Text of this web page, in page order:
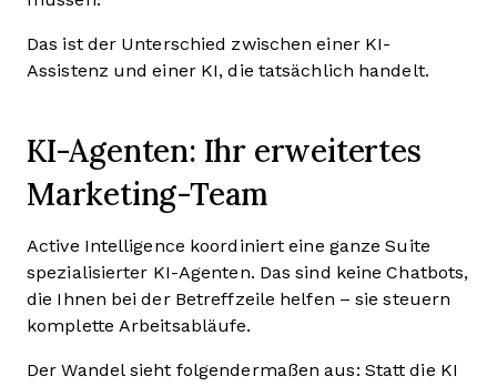
Das ist der Unterschied zwischen einer KI-
Assistenz und einer KI, die tatsächlich handelt.
KI-Agenten: Ihr erweitertes
Marketing-Team
Active Intelligence koordiniert eine ganze Suite
spezialisierter KI-Agenten. Das sind keine Chatbots,
die Ihnen bei der Betreffzeile helfen – sie steuern
komplette Arbeitsabläufe.
Der Wandel sieht folgendermaßen aus: Statt die KI